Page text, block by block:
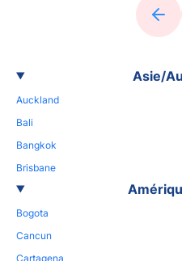
Asie/
Auckland
Bali
Bangkok
Brisbane
Bogota
Cancun
Cartagena